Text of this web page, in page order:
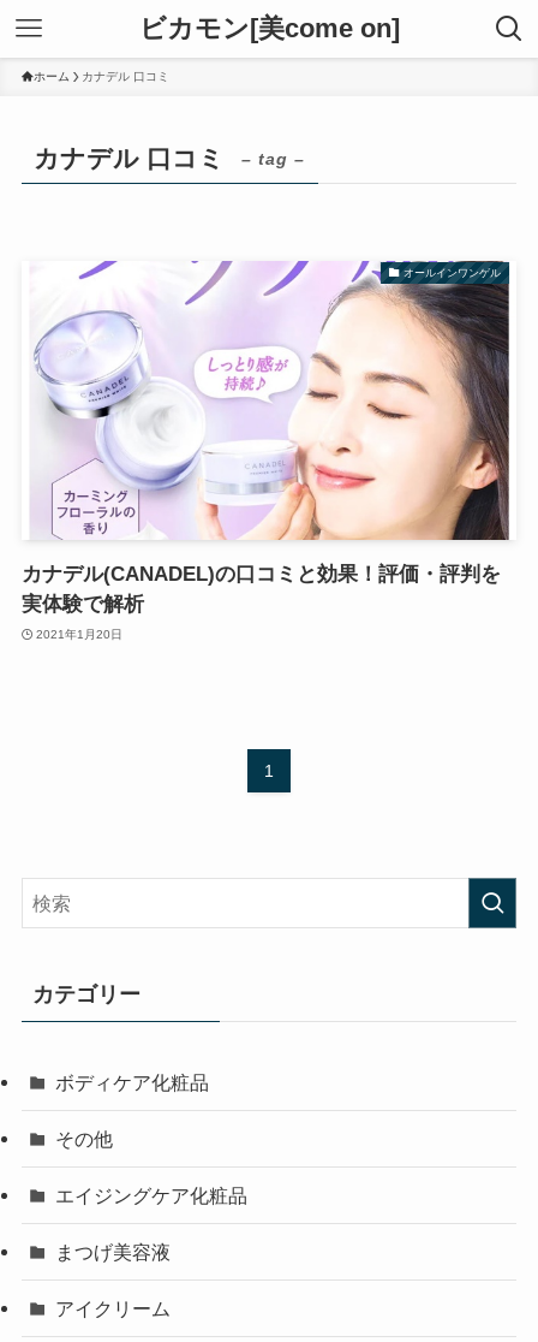
ビカモン[美come on]
ホーム カナデル 口コミ
カナデル 口コミ – tag –
オールインワンゲル
カナデル(CANADEL)の口コミと効果！評価・評判を
実体験で解析
2021年1月20日
1
カテゴリー
ボディケア化粧品
その他
エイジングケア化粧品
まつげ美容液
アイクリーム